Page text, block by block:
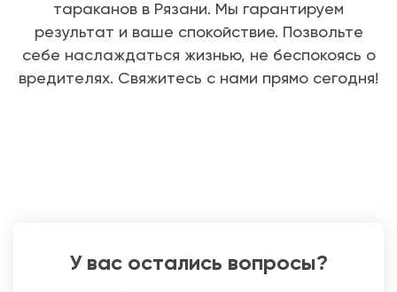
тараканов в Рязани. Мы гарантируем
результат и ваше спокойствие. Позвольте
себе наслаждаться жизнью, не беспокоясь о
вредителях. Свяжитесь с нами прямо сегодня!
У вас остались вопросы?